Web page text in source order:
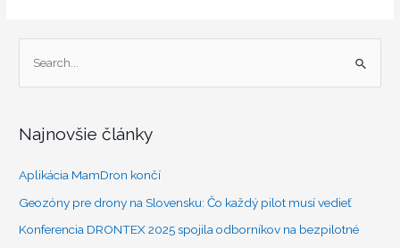
y
ľ
a
ť
Najnovšie články
Aplikácia MamDron končí
Geozóny pre drony na Slovensku: Čo každý pilot musí vedieť
Konferencia DRONTEX 2025 spojila odborníkov na bezpilotné